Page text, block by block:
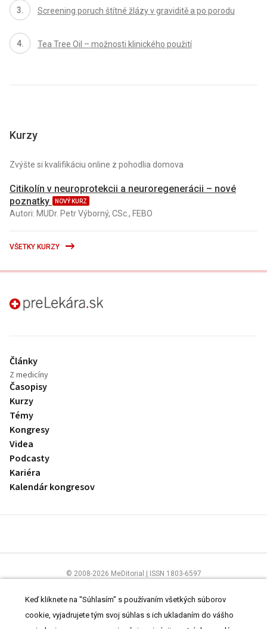
Screening poruch štítné žlázy v graviditě a po porodu
Tea Tree Oil – možnosti klinického použití
Kurzy
Zvýšte si kvalifikáciu online z pohodlia domova
Citikolín v neuroprotekcii a neuroregenerácii – nové
poznatky
NOVÝ KURZ
Autori: MUDr. Petr Výborný, CSc., FEBO
VŠETKY KURZY
preLekára.sk
Články
Z medicíny
Časopisy
Kurzy
Témy
Kongresy
Videa
Podcasty
Kariéra
Kalendár kongresov
© 2008-2026 MeDitorial | ISSN 1803-6597
ČítajteprehlásenieaZásady spracovania osobných údajov
Keď kliknete na "Súhlasím" s používaním všetkých súborov
cookie, vyjadrujete tým svoj súhlas s ich ukladaním do vášho